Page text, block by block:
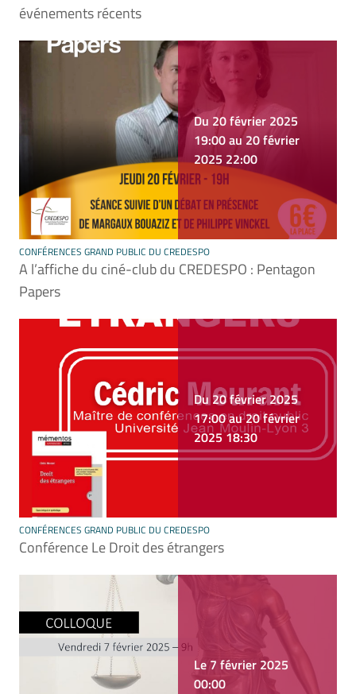
événements récents
Du 20 février 2025
19:00 au 20 février
2025 22:00
CONFÉRENCES GRAND PUBLIC DU CREDESPO
A l’affiche du ciné-club du CREDESPO : Pentagon
Papers
Du 20 février 2025
17:00 au 20 février
2025 18:30
CONFÉRENCES GRAND PUBLIC DU CREDESPO
Conférence Le Droit des étrangers
Le 7 février 2025
00:00